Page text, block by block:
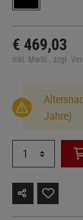
€ 469,03
inkl. MwSt., zzgl.
Jahre)